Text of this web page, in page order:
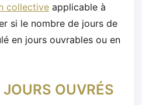
collective applicable à
si le nombre de jours de
en jours ouvrables ou en
OUVRÉS